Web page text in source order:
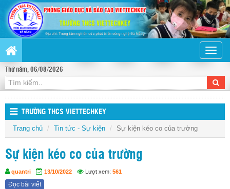
Toggle
Thứ năm, 06/08/2026
TRƯỜNG THCS VIETTECHKEY
Trang chủ Tin tức - Sự kiện Sự kiện kéo co của trường
Sự kiện kéo co của trường
quantri 13/10/2022 Lượt xem: 561
Đọc bài viết